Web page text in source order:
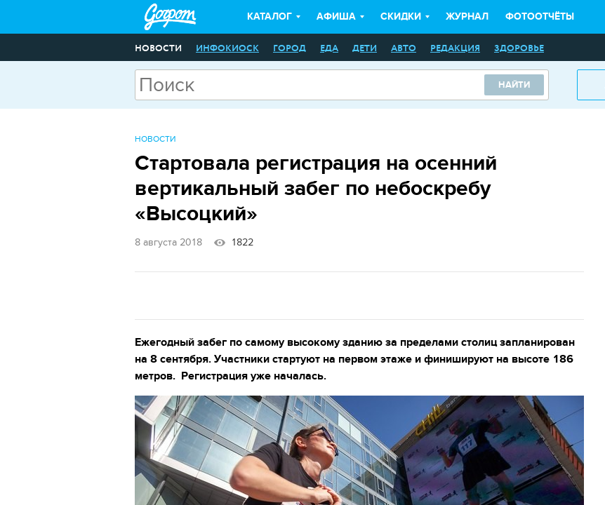
КАТАЛОГ АФИША СКИДКИ ЖУРНАЛ ФОТООТЧЁТЫ
НОВОСТИ ИНФОКИОСК ГОРОД ЕДА ДЕТИ АВТО РЕДАКЦИЯ ЗДОРОВЬЕ
НАЙТИ
НОВОСТИ
Стартовала регистрация на осенний
вертикальный забег по небоскребу
«Высоцкий»
8 августа 2018 1822
Ежегодный забег по самому высокому зданию за пределами столиц запланирован
на 8 сентября. Участники стартуют на первом этаже и финишируют на высоте 186
метров. Регистрация уже началась.